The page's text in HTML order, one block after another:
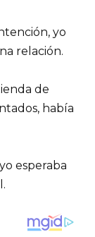
yo
relación.
de
había
esperaba